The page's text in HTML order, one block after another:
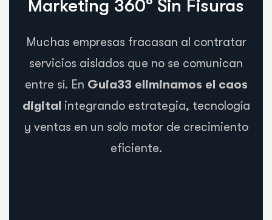
Marketing 360º Sin Fisuras
Muchas empresas fracasan al contratar
servicios aislados que no se comunican
entre sí. En Guia33 eliminamos el caos
digital integrando estrategia, tecnología
y ventas en un solo motor de crecimiento
eficiente.